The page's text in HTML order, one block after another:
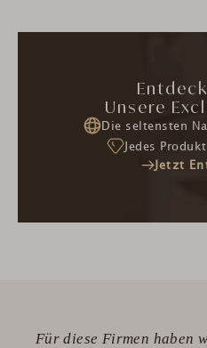
Unsere
Die seltensten
Jedes
Jetzt
Für diese Firmen haben